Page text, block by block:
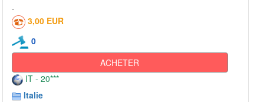
3,00 EUR
0
ACHETER
IT - 20***
Italie